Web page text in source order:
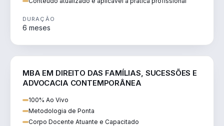
DURAÇÃO
6 meses
MBA EM DIREITO DAS FAMÍLIAS, SUCESSÕES E
ADVOCACIA CONTEMPORÂNEA
100% Ao Vivo
Metodologia de Ponta
Corpo Docente Atuante e Capacitado